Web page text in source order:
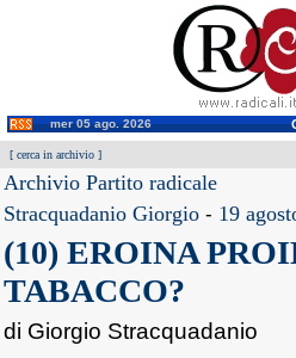
mer 05 ago. 2026
[ cerca in archivio ]
Archivio Partito radicale
Stracquadanio Giorgio - 19
(10) EROINA
TABACCO?
di Giorgio Stracquadanio